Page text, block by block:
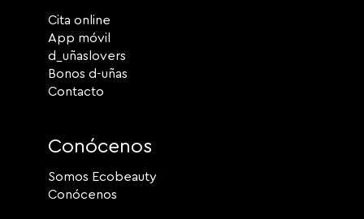
Cita online
App móvil
d_uñaslovers
Bonos d-uñas
Contacto
Conócenos
Somos Ecobeauty
Conócenos